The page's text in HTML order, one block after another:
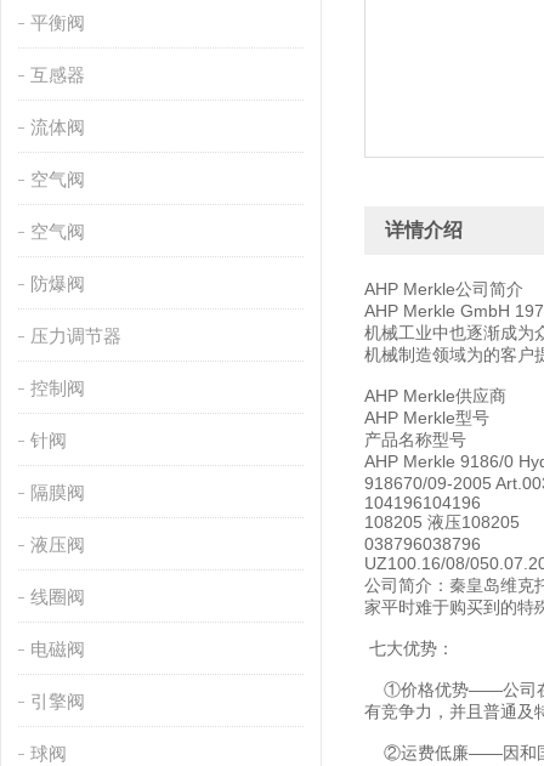
平衡阀
互感器
流体阀
空气阀
空气阀
防爆阀
压力调节器
控制阀
针阀
隔膜阀
液压阀
线圈阀
电磁阀
引擎阀
球阀
详情介绍
AHP Merkle公司简介
AHP Merkle GmbH
机械工业中也逐渐成为
机械制造领域为的客户
AHP Merkle供应商
AHP Merkle型号
产品名称型号
AHP Merkle 9186/0
918670/09-2005
104196104196
108205 液压108205
038796038796
UZ100.16/08/
公司简介：秦皇岛维克
家平时难于购买到的特
七大优势：
①价格优势——公司在
有竞争力，并且普通及
②运费低廉——因和国